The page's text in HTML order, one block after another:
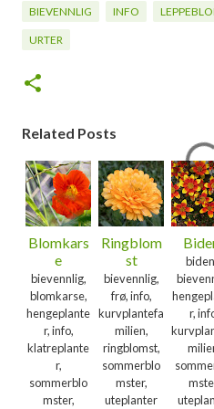
BIEVENNLIG INFO
URTER
Related Posts
Blomkars
e
bievennlig,
blomkarse,
hengeplante
r, info,
klatreplante
r,
sommerblo
mster,
Ringblom
st
bievennlig,
frø, info,
kurvplantefa
milien,
ringblomst,
sommerblo
mster,
uteplanter
r,